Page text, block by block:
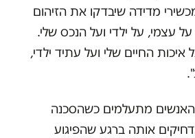
מדידה שיבדקו את הזיהום
עצמי, על ילדי ועל הנכס שלי.
איכות החיים שלי ועל עתיד ילדי,
האנשים מתעלמים כשהסכנה
אותה ברגע שהפיגוע